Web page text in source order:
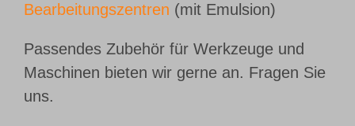
Bearbeitungszentren (mit Emulsion)
Passendes Zubehör für Werkzeuge und
Maschinen bieten wir gerne an. Fragen Sie
uns.